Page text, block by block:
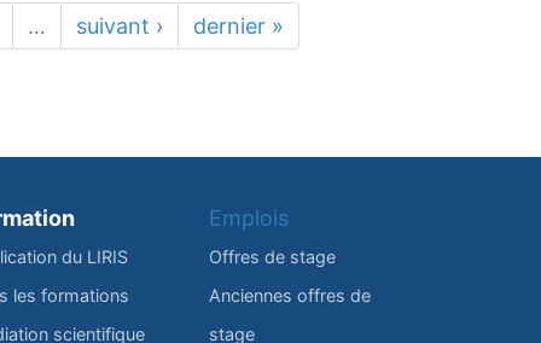
… suivant › dernier »
du LIRIS
les formations
scientifique
Emplois
Offres de stage
Anciennes offres de
stage